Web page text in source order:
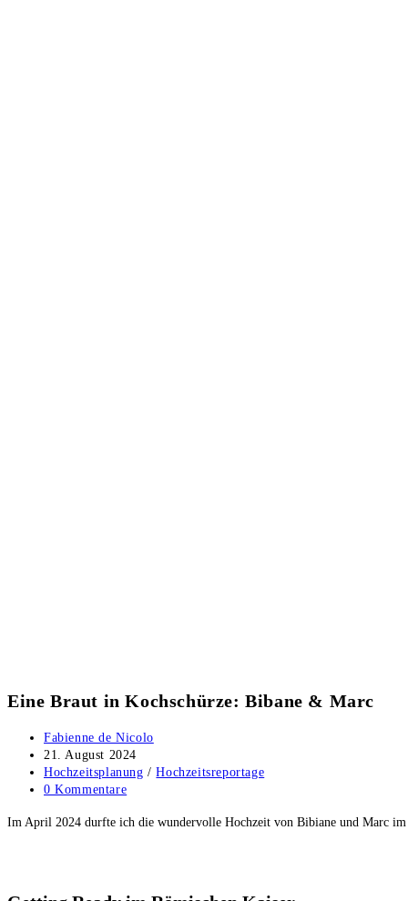
Eine Braut in Kochschürze: Bibane & Marc
Beitrags-
Autor:
Fabienne de Nicolo
Beitrag
veröffentlicht:
21. August 2024
Beitrags-
Kategorie:
Hochzeitsplanung / Hochzeitsreportage
Beitrags-
0 Kommentare
Im April 2024 durfte ich die wundervolle Hochzeit von Bibiane und Marc im